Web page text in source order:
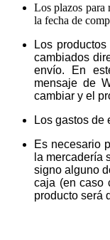
Los plazos para
la fecha de
Los
cambiados
envío. En
mensaje de
cambiar y el
Los gastos de
Es necesario
la mercadería
signo alguno
caja (en caso
producto será